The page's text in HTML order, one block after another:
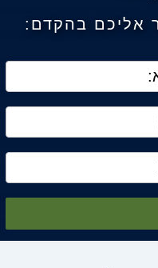
אליכם בהקדם: